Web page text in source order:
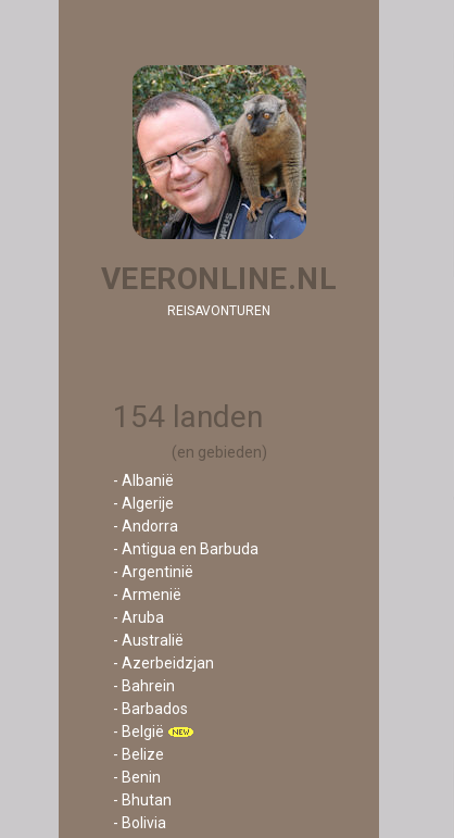
VEERONLINE.NL
REISAVONTUREN
154 landen
(en gebieden)
- Albanië
- Algerije
- Andorra
- Antigua en Barbuda
- Argentinië
- Armenië
- Aruba
- Australië
- Azerbeidzjan
- Bahrein
- Barbados
- België
- Belize
- Benin
- Bhutan
- Bolivia